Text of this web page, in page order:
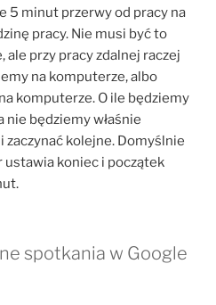
5 minut przerwy od pracy na
pracy. Nie musi być to
ale przy pracy zdalnej raczej
na komputerze, albo
komputerze. O ile będziemy
nie będziemy właśnie
zaczynać kolejne. Domyślnie
ustawia koniec i początek
spotkania w Google